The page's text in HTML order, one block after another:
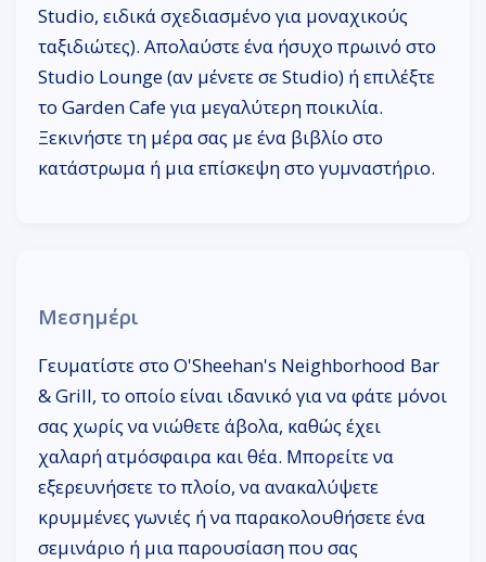
Studio, ειδικά σχεδιασμένο για μοναχικούς
ταξιδιώτες). Απολαύστε ένα ήσυχο πρωινό στο
Studio Lounge (αν μένετε σε Studio) ή επιλέξτε
το Garden Cafe για μεγαλύτερη ποικιλία.
Ξεκινήστε τη μέρα σας με ένα βιβλίο στο
κατάστρωμα ή μια επίσκεψη στο γυμναστήριο.
Μεσημέρι
Γευματίστε στο O'Sheehan's Neighborhood Bar
& Grill, το οποίο είναι ιδανικό για να φάτε μόνοι
σας χωρίς να νιώθετε άβολα, καθώς έχει
χαλαρή ατμόσφαιρα και θέα. Μπορείτε να
εξερευνήσετε το πλοίο, να ανακαλύψετε
κρυμμένες γωνιές ή να παρακολουθήσετε ένα
σεμινάριο ή μια παρουσίαση που σας